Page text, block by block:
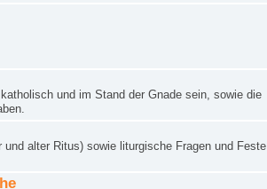
und im Stand der Gnade sein, sowie die
alter Ritus) sowie liturgische Fragen und Feste